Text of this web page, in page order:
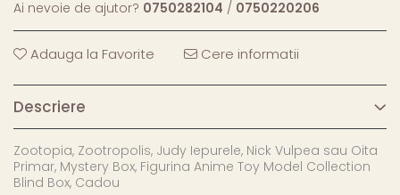
Ai nevoie de ajutor? 0750282104 / 0750220206
Adauga la Favorite Cere informatii
Descriere
Zootopia, Zootropolis, Judy Iepurele, Nick Vulpea sau Oita
Primar, Mystery Box, Figurina Anime Toy Model Collection
Blind Box, Cadou